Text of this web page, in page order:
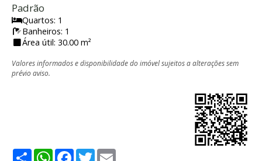
Padrão
Quartos: 1
Banheiros: 1
Área útil: 30.00 m²
Valores informados e disponibilidade do imóvel sujeitos a alterações sem
prévio aviso.
ShareWhatsApp
Facebook
Twitter